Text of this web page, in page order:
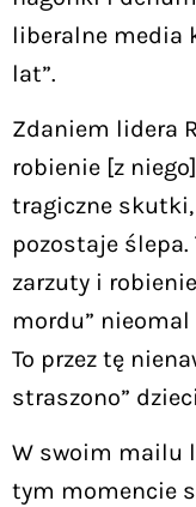
liberalne media
lat”.
Zdaniem lidera
robienie [z
tragiczne
pozostaje ślepa.
zarzuty i
mordu”
To przez tę
straszono”
W swoim mailu
tym momencie